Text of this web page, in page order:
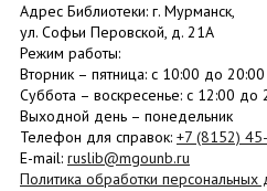
Адрес Библиотеки: г. Мурманск,
ул. Софьи Перовской, д. 21А
Режим работы:
Вторник – пятница: с 10:00 до 20:00
Суббота – воскресенье: c 12:00 до
Выходной день – понедельник
Телефон для справок: +7 (8152)
E-mail: ruslib@mgounb.ru
Политика обработки